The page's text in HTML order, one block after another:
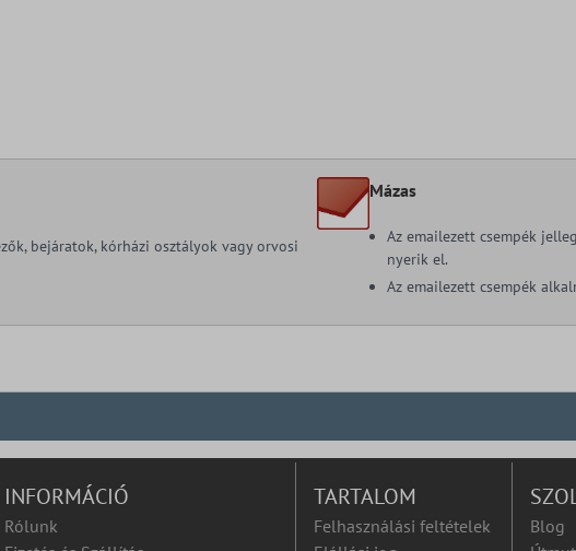
bejáratok, kórházi osztályok vagy orvosi
Mázas
Az emailezett csempék
nyerik el.
Az emailezett csempék
INFORMÁCIÓ
Rólunk
TARTALOM
Felhasználási feltételek
Blog